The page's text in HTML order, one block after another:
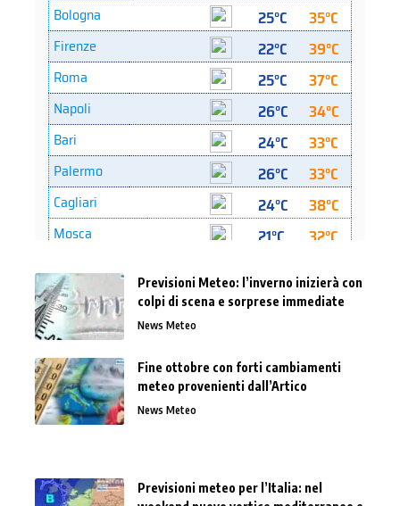
Previsioni Meteo: l’inverno inizierà con
colpi di scena e sorprese immediate
News Meteo
Fine ottobre con forti cambiamenti
meteo provenienti dall’Artico
News Meteo
Previsioni meteo per l’Italia: nel